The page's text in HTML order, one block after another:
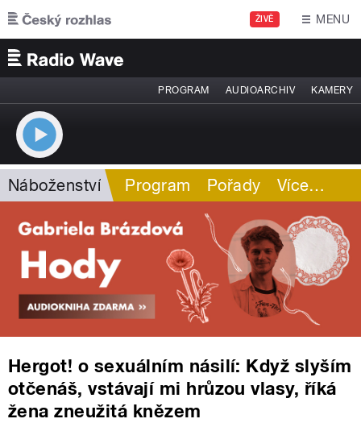
Přejít k hlavnímu obsahu
ŽIVĚ MENU
PROGRAM AUDIOARCHIV KAMERY
Náboženství Program Pořady Více…
Hergot! o sexuálním násilí: Když slyším
otčenáš, vstávají mi hrůzou vlasy, říká
žena zneužitá knězem